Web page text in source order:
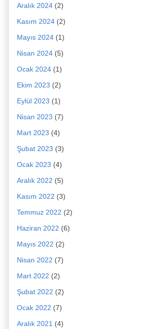
Aralık 2024 (2)
Kasım 2024 (2)
Mayıs 2024 (1)
Nisan 2024 (5)
Ocak 2024 (1)
Ekim 2023 (2)
Eylül 2023 (1)
Nisan 2023 (7)
Mart 2023 (4)
Şubat 2023 (3)
Ocak 2023 (4)
Aralık 2022 (5)
Kasım 2022 (3)
Temmuz 2022 (2)
Haziran 2022 (6)
Mayıs 2022 (2)
Nisan 2022 (7)
Mart 2022 (2)
Şubat 2022 (2)
Ocak 2022 (7)
Aralık 2021 (4)